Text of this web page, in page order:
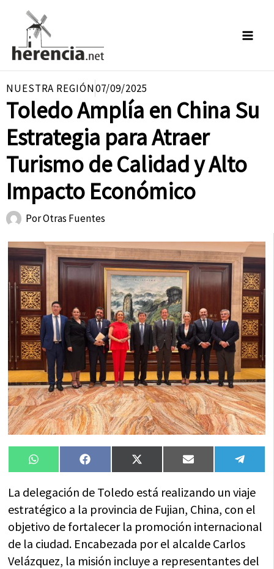
contenido
NUESTRA REGIÓN07/09/2025
Toledo Amplía en China Su
Estrategia para Atraer
Turismo de Calidad y Alto
Impacto Económico
PorOtras Fuentes
Compartir
en
WhatsAppCompartir
en
FacebookCompartir
en
X
(Twitter)
Compartir
en
Email
en
La delegación de Toledo está realizando un viaje
estratégico a la provincia de Fujian, China, con el
objetivo de fortalecer la promoción internacional
de la ciudad. Encabezada por el alcalde Carlos
Velázquez, la misión incluye a representantes del